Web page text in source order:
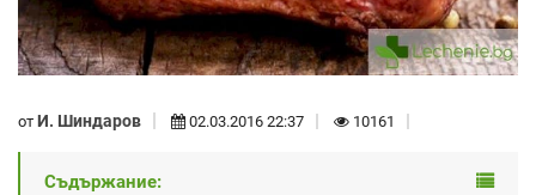
от И. Шиндаров 02.03.2016 22:37 10161
Съдържание: